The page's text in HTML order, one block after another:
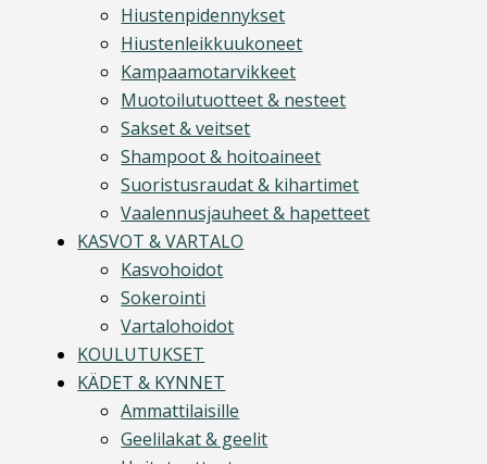
Hiustenpidennykset
Hiustenleikkuukoneet
Kampaamotarvikkeet
Muotoilutuotteet & nesteet
Sakset & veitset
Shampoot & hoitoaineet
Suoristusraudat & kihartimet
Vaalennusjauheet & hapetteet
KASVOT & VARTALO
Kasvohoidot
Sokerointi
Vartalohoidot
KOULUTUKSET
KÄDET & KYNNET
Ammattilaisille
Geelilakat & geelit